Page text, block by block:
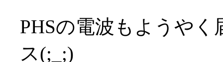
PHSの電波もようや
ス(;_;)